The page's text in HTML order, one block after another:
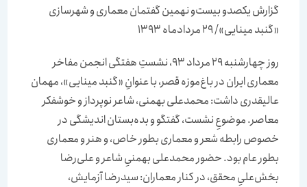
گزارش یکصدو بیست‌و نهمین گفتمان معماری و شهرسازی
«گنبد مینایی»/ 29 مردادماه 1393
روز چهارشنبه 29 مرداد 93، نشستِ هفتگی انجمن مفاخر
معماری ایران در باغ‌موزه قصر، با عنوانِ «گنبد مینایی»، مهمان
عالیقدری داشت: محمدعلی بهمنی، شاعر نوپرداز و خوشفکر
معاصر. موضوعِ نشست، گفتگو و بده‌بستان اندیشگی در
خصوص رابطه شعر و معماری بطور خاص، و هنر و معماری
بطور عام بود. حضور محمدعلی بهمنیِ‌ شاعر و علی‌رضا
بخش‌علیِ محقق، در کنار معماران: سیدرضا آزمایش،